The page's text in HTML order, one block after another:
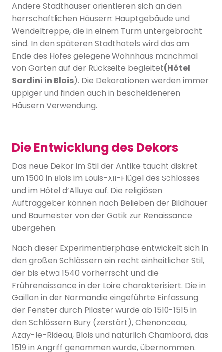
Andere Stadthäuser orientieren sich an den
herrschaftlichen Häusern: Hauptgebäude und
Wendeltreppe, die in einem Turm untergebracht
sind. In den späteren Stadthotels wird das am
Ende des Hofes gelegene Wohnhaus manchmal
von Gärten auf der Rückseite begleitet(Hôtel
Sardini in Blois). Die Dekorationen werden immer
üppiger und finden auch in bescheideneren
Häusern Verwendung.
Die Entwicklung des Dekors
Das neue Dekor im Stil der Antike taucht diskret
um 1500 in Blois im Louis-XII-Flügel des Schlosses
und im Hôtel d’Alluye auf. Die religiösen
Auftraggeber können nach Belieben der Bildhauer
und Baumeister von der Gotik zur Renaissance
übergehen.
Nach dieser Experimentierphase entwickelt sich in
den großen Schlössern ein recht einheitlicher Stil,
der bis etwa 1540 vorherrscht und die
Frührenaissance in der Loire charakterisiert. Die in
Gaillon in der Normandie eingeführte Einfassung
der Fenster durch Pilaster wurde ab 1510-1515 in
den Schlössern Bury (zerstört), Chenonceau,
Azay-le-Rideau, Blois und natürlich Chambord, das
1519 in Angriff genommen wurde, übernommen.